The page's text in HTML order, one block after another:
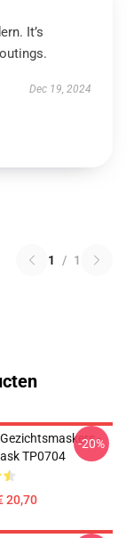
It’s
Dec 19, 2024
1 / 1
-
TP0704
20,70
-20%